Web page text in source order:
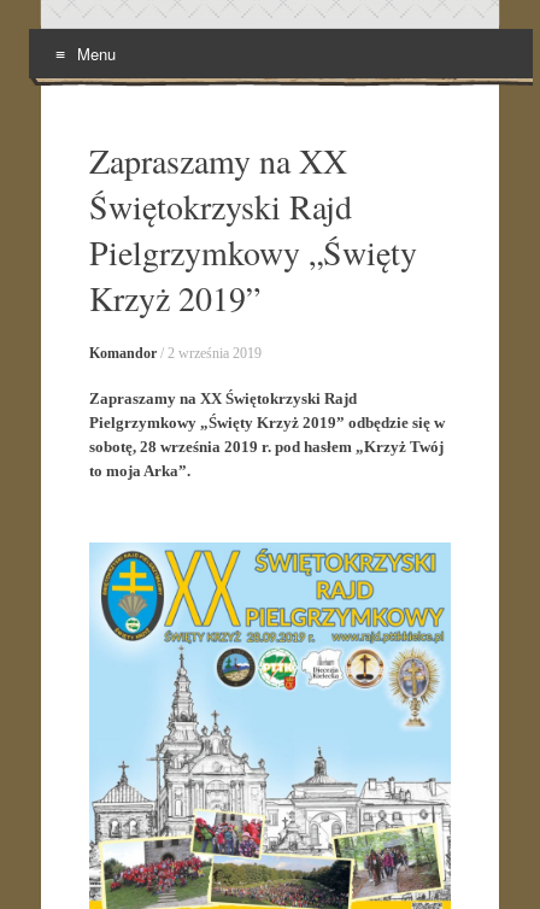
Menu
contentZapraszamy na XX
Świętokrzyski Rajd
Pielgrzymkowy „Święty
Krzyż 2019”
Komandor/ 2 września 2019
Zapraszamy na XX Świętokrzyski Rajd
Pielgrzymkowy „Święty Krzyż 2019” odbędzie się w
sobotę, 28 września 2019 r. pod hasłem „Krzyż Twój
to moja Arka”.